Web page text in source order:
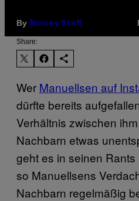
By Noisey Staff
Share:
Wer Manuellsen auf
dürfte bereits
Verhältnis zwischen
Nachbarn etwas
geht es in seinen
so Manuellsens
Nachbarn regelmäßig